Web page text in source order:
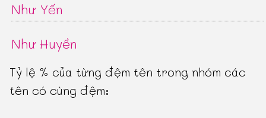
Như Yến
Như Huyền
Tỷ lệ % của từng đệm tên trong nhóm các
tên có cùng đệm: